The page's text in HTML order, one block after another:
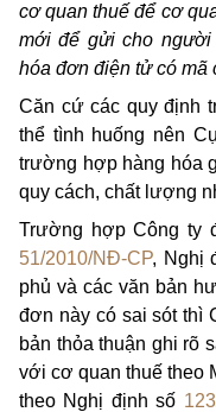
cơ quan thuế để cơ
mới để gửi cho
hóa đơn điện tử có mã
Căn cứ các quy định
thể tình huống nên
trường hợp hàng hóa
quy cách, chất lượng
Trường hợp Công ty
51/2010/NĐ-CP, Nghị
phủ và các văn bản
đơn này có sai sót thì
bản thỏa thuận ghi rõ
với cơ quan thuế theo
theo Nghị định số